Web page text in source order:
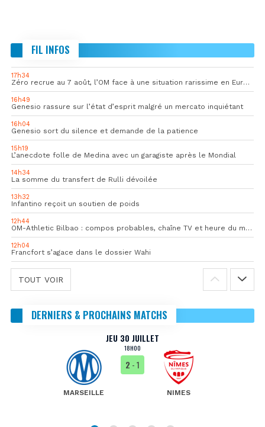
FIL INFOS
17h34
Zéro recrue au 7 août, l’OM face à une situation rarissime en Europe
16h49
Genesio rassure sur l’état d’esprit malgré un mercato inquiétant
16h04
Genesio sort du silence et demande de la patience
15h19
L’anecdote folle de Medina avec un garagiste après le Mondial
14h34
La somme du transfert de Rulli dévoilée
13h32
Infantino reçoit un soutien de poids
12h44
OM-Athletic Bilbao : compos probables, chaîne TV et heure du match
12h04
Francfort s’agace dans le dossier Wahi
TOUT VOIR
DERNIERS & PROCHAINS MATCHS
JEU 30 JUILLET
18H00
MARSEILLE
2 - 1
NIMES